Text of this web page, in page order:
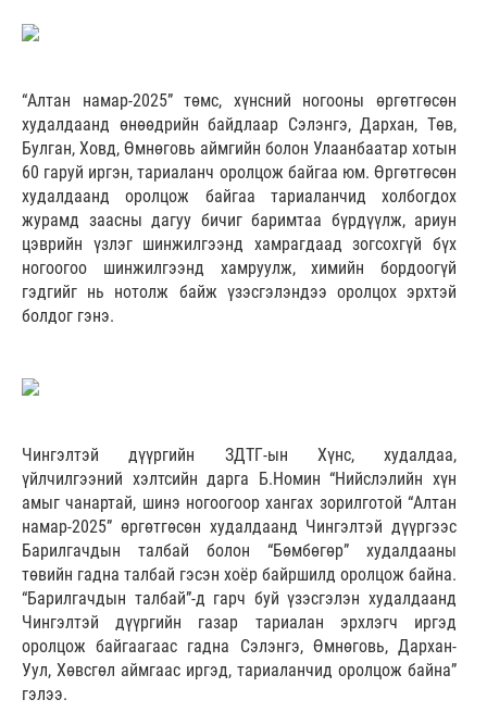
“Алтан намар-2025” төмс, хүнсний ногооны өргөтгөсөн
худалдаанд өнөөдрийн байдлаар Сэлэнгэ, Дархан, Төв,
Булган, Ховд, Өмнөговь аймгийн болон Улаанбаатар хотын
60 гаруй иргэн, тариаланч оролцож байгаа юм. Өргөтгөсөн
худалдаанд оролцож байгаа тариаланчид холбогдох
журамд заасны дагуу бичиг баримтаа бүрдүүлж, ариун
цэврийн үзлэг шинжилгээнд хамрагдаад зогсохгүй бүх
ногоогоо шинжилгээнд хамруулж, химийн бордоогүй
гэдгийг нь нотолж байж үзэсгэлэндээ оролцох эрхтэй
болдог гэнэ.
Чингэлтэй дүүргийн ЗДТГ-ын Хүнс, худалдаа,
үйлчилгээний хэлтсийн дарга Б.Номин “Нийслэлийн хүн
амыг чанартай, шинэ ногоогоор хангах зорилготой “Алтан
намар-2025” өргөтгөсөн худалдаанд Чингэлтэй дүүргээс
Барилгачдын талбай болон “Бөмбөгөр” худалдааны
төвийн гадна талбай гэсэн хоёр байршилд оролцож байна.
“Барилгачдын талбай”-д гарч буй үзэсгэлэн худалдаанд
Чингэлтэй дүүргийн газар тариалан эрхлэгч иргэд
оролцож байгаагаас гадна Сэлэнгэ, Өмнөговь, Дархан-
Уул, Хөвсгөл аймгаас иргэд, тариаланчид оролцож байна”
гэлээ.